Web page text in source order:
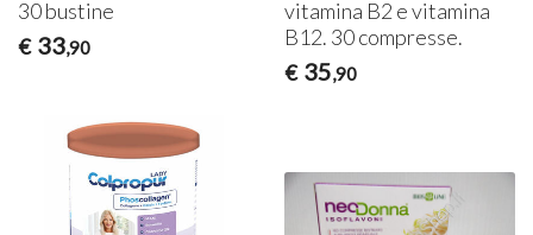
30 bustine
€ 33,90
vitamina B2 e vitamina
B12. 30 compresse.
€ 35,90